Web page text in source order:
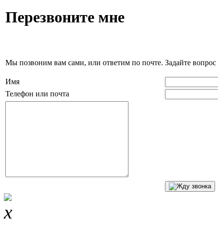
Перезвоните мне
Мы позвоним вам сами, или ответим по почте. Задайте
Имя
Телефон или почта